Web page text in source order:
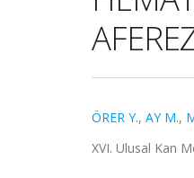
ÖRER Y., AY M.,
XVI. Ulusal Kan